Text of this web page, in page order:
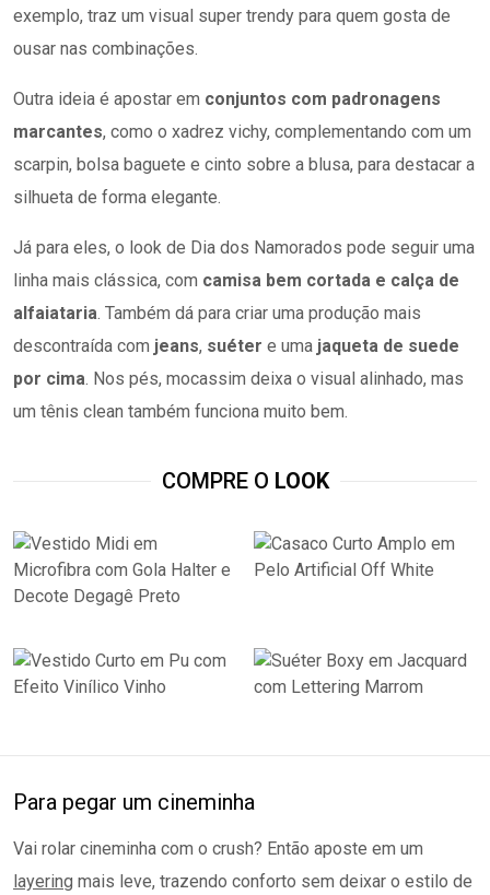
exemplo, traz um visual super trendy para quem gosta de
ousar nas combinações.
Outra ideia é apostar em conjuntos com padronagens
marcantes, como o xadrez vichy, complementando com um
scarpin, bolsa baguete e cinto sobre a blusa, para destacar a
silhueta de forma elegante.
Já para eles, o look de Dia dos Namorados pode seguir uma
linha mais clássica, com camisa bem cortada e calça de
alfaiataria. Também dá para criar uma produção mais
descontraída com jeans, suéter e uma jaqueta de suede
por cima. Nos pés, mocassim deixa o visual alinhado, mas
um tênis clean também funciona muito bem.
COMPRE O LOOK
Para pegar um cineminha
Vai rolar cineminha com o crush? Então aposte em um
layering mais leve, trazendo conforto sem deixar o estilo de